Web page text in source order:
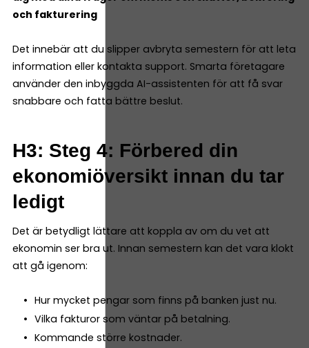
och fakturering
Det innebär att du slipper avbryta semestern för att leta
information eller kontakta support. Smarta företagare
använder den inbyggda AI-assistenten för att få svar
snabbare och fatta bättre beslut.
H3: Steg 4: Förbered din
ekonomiöversikt innan du tar
ledigt
Det är betydligt lättare att koppla av om du vet att
ekonomin ser bra ut. Innan semestern kan det vara klokt
att gå igenom:
Hur mycket pengar som finns på banken just nu.
Vilka fakturor som väntar på betalning.
Kommande större kostnader.